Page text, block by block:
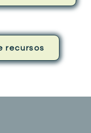
recursos